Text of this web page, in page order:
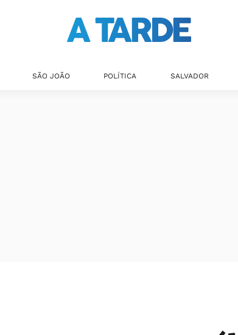
SÃO JOÃO POLÍTICA SALVADOR